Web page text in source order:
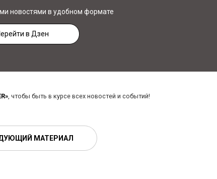
новостями в удобном формате
в Дзен
, чтобы быть в курсе всех новостей и событий!
МАТЕРИАЛ